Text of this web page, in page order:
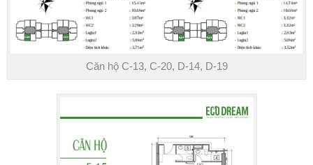
Căn hộ C-13, C-20, D-14, D-19